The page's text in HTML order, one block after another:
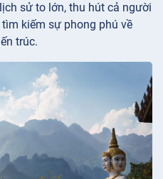
sử to lớn, thu hút cả người
kiếm sự phong phú về
trúc.